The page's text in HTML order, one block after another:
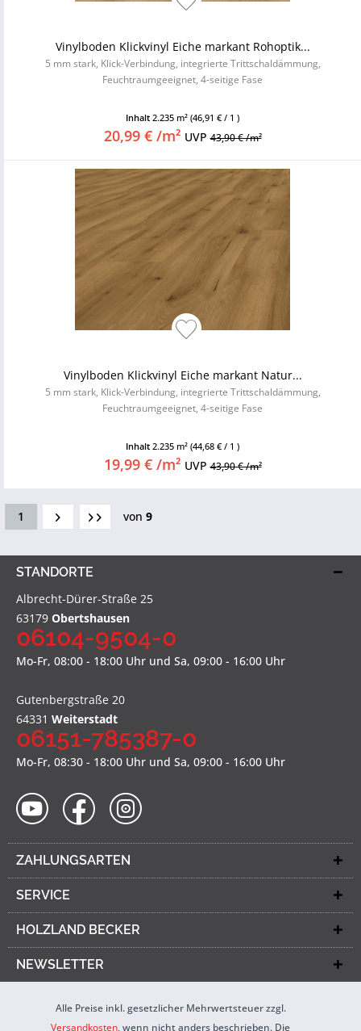
Vinylboden Klickvinyl Eiche markant Rohoptik...
5 mm stark, Klick-Verbindung, integrierte Trittschaldämmung,
Feuchtraumgeeignet, 4-seitige Fase
Inhalt 2.235 m² (46,91 € / 1 )
20,99 € /m² UVP43,90 € /m²
Vinylboden Klickvinyl Eiche markant Natur...
5 mm stark, Klick-Verbindung, integrierte Trittschaldämmung,
Feuchtraumgeeignet, 4-seitige Fase
Inhalt 2.235 m² (44,68 € / 1 )
19,99 € /m² UVP43,90 € /m²
1 von 9
STANDORTE
Albrecht-Dürer-Straße 25
63179 Obertshausen
06104-9504-0
Mo-Fr, 08:00 - 18:00 Uhr und Sa, 09:00 - 16:00 Uhr
Gutenbergstraße 20
64331 Weiterstadt
06151-785387-0
Mo-Fr, 08:30 - 18:00 Uhr und Sa, 09:00 - 16:00 Uhr
ZAHLUNGSARTEN
SERVICE
HOLZLAND BECKER
NEWSLETTER
Alle Preise inkl. gesetzlicher Mehrwertsteuer zzgl.
Versandkosten, wenn nicht anders beschrieben. Die